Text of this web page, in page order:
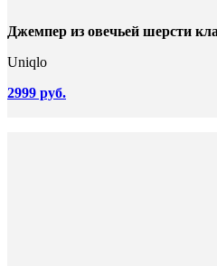
Джемпер из овечьей шерсти
Uniqlo
2999 руб.